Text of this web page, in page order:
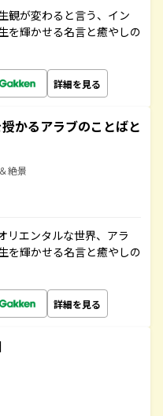
観が変わると言う、イン
を輝かせる名言と癒やしの
詳細を見る
かるアラブのことばと
絶景
リエンタルな世界、アラ
を輝かせる名言と癒やしの
詳細を見る